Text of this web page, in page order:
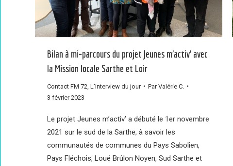
Bilan à mi-parcours du projet Jeunes m’activ’ avec
la Mission locale Sarthe et Loir
Contact FM 72 L'interview du jour ParValérie C.
3 février 2023
Le projet Jeunes m’activ’ a débuté le 1er novembre
2021 sur le sud de la Sarthe, à savoir les
communautés de communes du Pays Sabolien,
Pays Fléchois, Loué Brûlon Noyen, Sud Sarthe et